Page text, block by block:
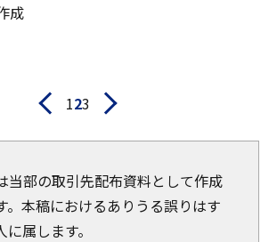
成
123
当部の取引先配布資料として作成
。本稿におけるありうる誤りはす
属します。